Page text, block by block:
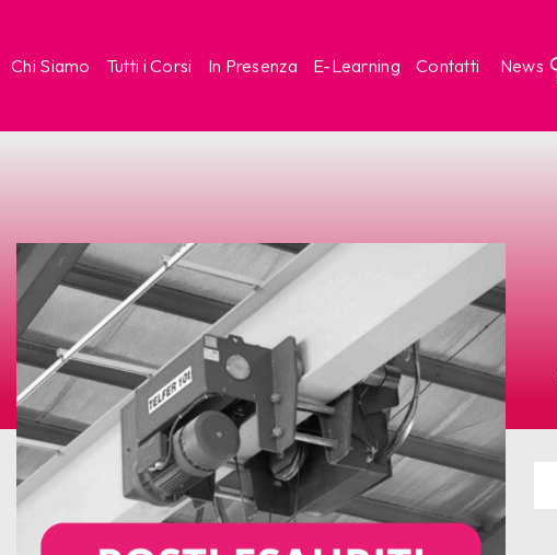
Chi Siamo Tutti i Corsi In Presenza E-Learning Contatti News